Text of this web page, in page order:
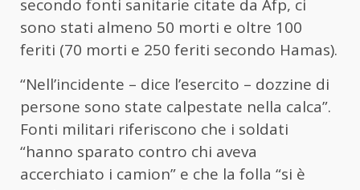
secondo fonti sanitarie citate da Afp, ci
sono stati almeno 50 morti e oltre 100
feriti (70 morti e 250 feriti secondo Hamas).
“Nell’incidente – dice l’esercito – dozzine di
persone sono state calpestate nella calca”.
Fonti militari riferiscono che i soldati
“hanno sparato contro chi aveva
accerchiato i camion” e che la folla “si è